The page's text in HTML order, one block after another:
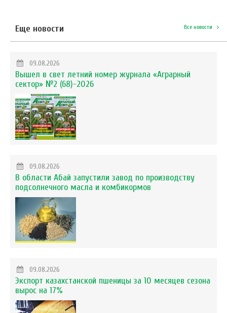
Еще новости Все новости
09.08.2026
Вышел в свет летний номер журнала «Аграрный
сектор» №2 (68)-2026
09.08.2026
В области Абай запустили завод по производству
подсолнечного масла и комбикормов
09.08.2026
Экспорт казахстанской пшеницы за 10 месяцев сезона
вырос на 17%